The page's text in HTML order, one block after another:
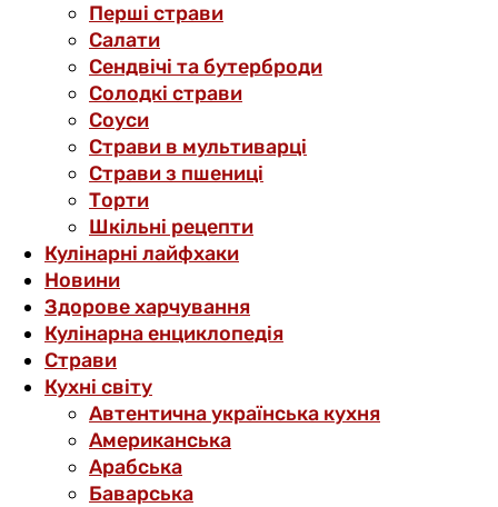
Перші страви
Салати
Сендвічі та бутерброди
Солодкі страви
Соуси
Страви в мультиварці
Страви з пшениці
Торти
Шкільні рецепти
Кулінарні лайфхаки
Новини
Здорове харчування
Кулінарна енциклопедія
Страви
Кухні світу
Автентична українська кухня
Американська
Арабська
Баварська